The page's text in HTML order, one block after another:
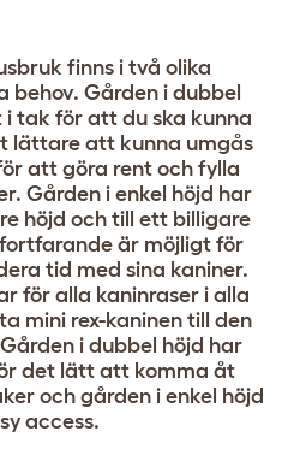
finns i två olika
behov. Gården i dubbel
tak för att du ska kunna
lättare att kunna umgås
att göra rent och fylla
Gården i enkel höjd har
höjd och till ett billigare
är möjligt för
tid med sina kaniner.
för alla kaninraser i alla
mini rex-kaninen till den
i dubbel höjd har
det lätt att komma åt
och gården i enkel höjd
access.